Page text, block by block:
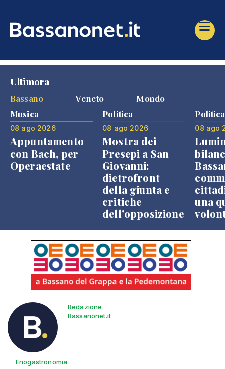
Ultimora
Bassano
Veneto Mondo
Musica
08 ago 2026
Appuntamento
con Bach, per
Operaestate
Politica
08 ago 2026
Mostra dei
Presepi a San
Giovanni:
dietrofront
della giunta e
critiche
dell'opposizione
Politica
08 ago
una
Redazione
Bassanonet.it
Enogastronomia